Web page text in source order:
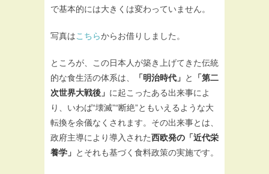
で基本的には大きくは変わっていません。
写真はこちらからお借りしました。
ところが、この日本人が築き上げてきた伝統
的な食生活の体系は、
「明治時代」 と
「第二
次世界大戦後」 に起こったある出来事によ
り、いわば“壊滅”“断絶”ともいえるような大
転換を余儀なくされます。その出来事とは、
政府主導により導入された西欧発の「近代栄
養学」 とそれも基づく食料政策の実施です。